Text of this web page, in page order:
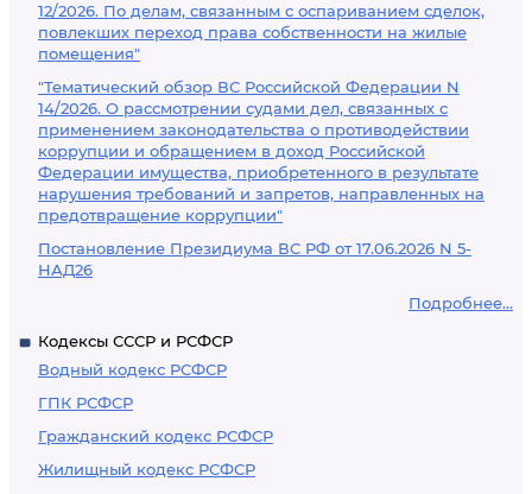
12/2026. По делам, связанным с оспариванием сделок,
повлекших переход права собственности на жилые
помещения"
"Тематический обзор ВС Российской Федерации N
14/2026. О рассмотрении судами дел, связанных с
применением законодательства о противодействии
коррупции и обращением в доход Российской
Федерации имущества, приобретенного в результате
нарушения требований и запретов, направленных на
предотвращение коррупции"
Постановление Президиума ВС РФ от 17.06.2026 N 5-
НАД26
Подробнее...
Кодексы СССР и РСФСР
Водный кодекс РСФСР
ГПК РСФСР
Гражданский кодекс РСФСР
Жилищный кодекс РСФСР